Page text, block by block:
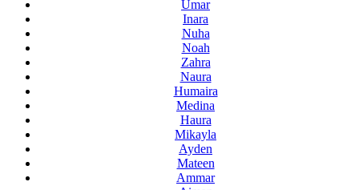
Umar
Inara
Nuha
Noah
Zahra
Naura
Humaira
Medina
Haura
Mikayla
Ayden
Mateen
Ammar